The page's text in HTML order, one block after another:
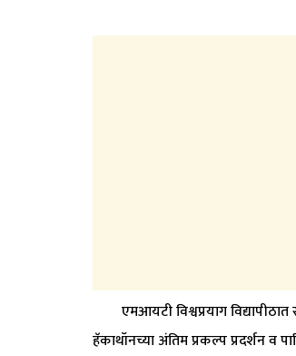
एमआयटी विश्वप्रयाग विद्यापीठात
हॅकाथॉनच्या अंतिम प्रकल्प प्रदर्शन व